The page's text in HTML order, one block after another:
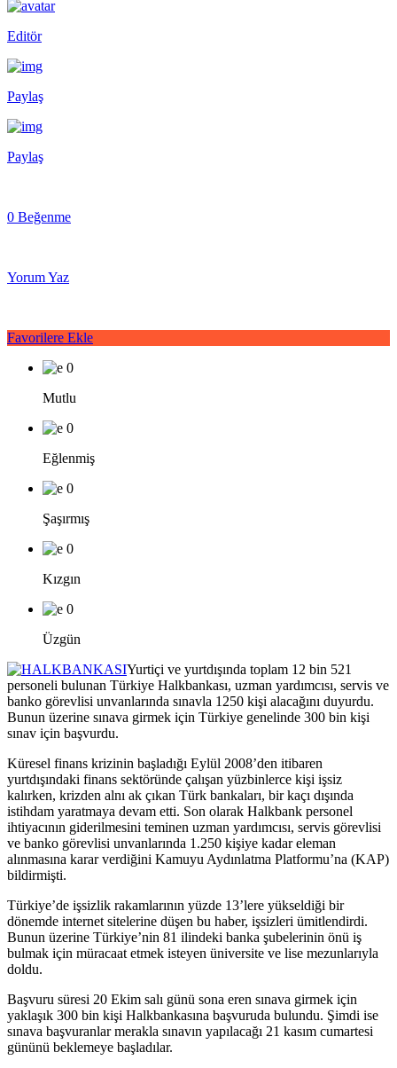
Editör
Paylaş
Paylaş
0 Beğenme
Yorum Yaz
Favorilere Ekle
0
Mutlu
0
Eğlenmiş
0
Şaşırmış
0
Kızgın
0
Üzgün
Yurtiçi ve yurtdışında toplam 12 bin 521
personeli bulunan Türkiye Halkbankası, uzman yardımcısı, servis ve
banko görevlisi unvanlarında sınavla 1250 kişi alacağını duyurdu.
Bunun üzerine sınava girmek için Türkiye genelinde 300 bin kişi
sınav için başvurdu.
Küresel finans krizinin başladığı Eylül 2008’den itibaren
yurtdışındaki finans sektöründe çalışan yüzbinlerce kişi işsiz
kalırken, krizden alnı ak çıkan Türk bankaları, bir kaçı dışında
istihdam yaratmaya devam etti. Son olarak Halkbank personel
ihtiyacının giderilmesini teminen uzman yardımcısı, servis görevlisi
ve banko görevlisi unvanlarında 1.250 kişiye kadar eleman
alınmasına karar verdiğini Kamuyu Aydınlatma Platformu’na (KAP)
bildirmişti.
Türkiye’de işsizlik rakamlarının yüzde 13’lere yükseldiği bir
dönemde internet sitelerine düşen bu haber, işsizleri ümitlendirdi.
Bunun üzerine Türkiye’nin 81 ilindeki banka şubelerinin önü iş
bulmak için müracaat etmek isteyen üniversite ve lise mezunlarıyla
doldu.
Başvuru süresi 20 Ekim salı günü sona eren sınava girmek için
yaklaşık 300 bin kişi Halkbankasına başvuruda bulundu. Şimdi ise
sınava başvuranlar merakla sınavın yapılacağı 21 kasım cumartesi
gününü beklemeye başladılar.